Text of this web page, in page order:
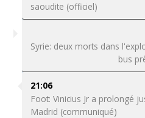
saoudite (officiel)
Syrie: deux morts dans
bus
21:06
Foot: Vinicius Jr a prolongé
Madrid (communiqué)